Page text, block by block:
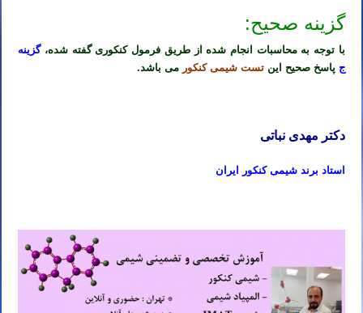
گزینه صحیح:
با توجه به محاسبات انجام شده از طریق فرمول کنکوری گفته شده،گزینه
ج پاسخ صحیح اینتست شیمی کنکور می باشد.
دکتر مهدی نباتی
استاد برند شیمی کنکور ایران